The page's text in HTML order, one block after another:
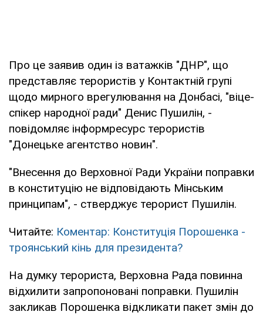
Про це заявив один із ватажків "ДНР", що
представляє терористів у Контактній групі
щодо мирного врегулювання на Донбасі, "віце-
спікер народної ради" Денис Пушилін, -
повідомляє інформресурс терористів
"Донецьке агентство новин".
"Внесення до Верховної Ради України поправки
в конституцію не відповідають Мінським
принципам", - стверджує терорист Пушилін.
Читайте: Коментар: Конституція Порошенка -
троянський кінь для президента?
На думку терориста, Верховна Рада повинна
відхилити запропоновані поправки. Пушилін
закликав Порошенка відкликати пакет змін до